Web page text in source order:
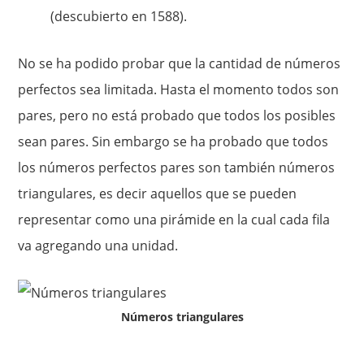
(descubierto en 1588).
No se ha podido probar que la cantidad de números
perfectos sea limitada. Hasta el momento todos son
pares, pero no está probado que todos los posibles
sean pares. Sin embargo se ha probado que todos
los números perfectos pares son también números
triangulares, es decir aquellos que se pueden
representar como una pirámide en la cual cada fila
va agregando una unidad.
Números triangulares